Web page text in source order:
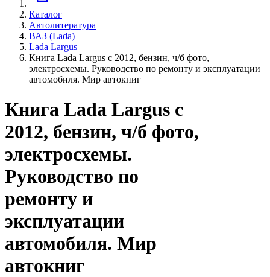
Каталог
Автолитература
ВАЗ (Lada)
Lada Largus
Книга Lada Largus с 2012, бензин, ч/б фото,
электросхемы. Руководство по ремонту и эксплуатации
автомобиля. Мир автокниг
Книга Lada Largus с
2012, бензин, ч/б фото,
электросхемы.
Руководство по
ремонту и
эксплуатации
автомобиля. Мир
автокниг